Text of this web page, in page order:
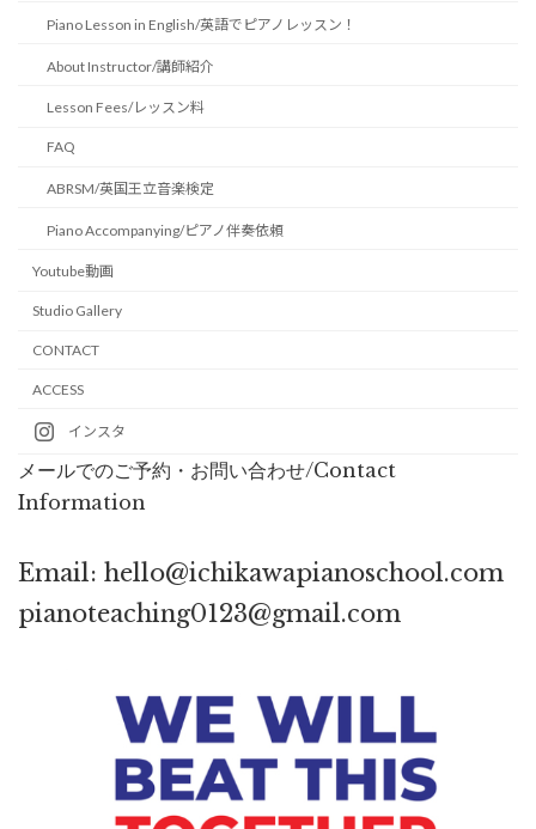
Piano Lesson in English/英語でピアノレッスン！
About Instructor/講師紹介
Lesson Fees/レッスン料
FAQ
ABRSM/英国王立音楽検定
Piano Accompanying/ピアノ伴奏依頼
Youtube動画
Studio Gallery
CONTACT
ACCESS
インスタ
メールでのご予約・お問い合わせ/Contact
Information
Email: hello@ichikawapianoschool.com
pianoteaching0123@gmail.com